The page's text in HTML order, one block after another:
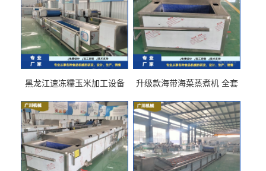
黑龙江速冻糯玉米加工设备
升级款海带海菜蒸煮机 全套
到家